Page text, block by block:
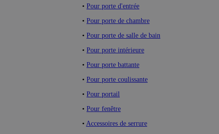
• Pour porte d'entrée
• Pour porte de chambre
• Pour porte de salle de bain
• Pour porte intérieure
• Pour porte battante
• Pour porte coulissante
• Pour portail
• Pour fenêtre
• Accessoires de serrure